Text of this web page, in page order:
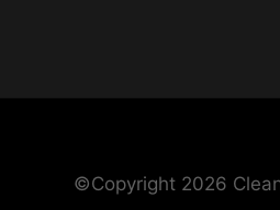
©Copyright 2026